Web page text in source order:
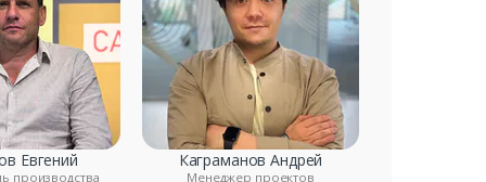
Евгений
производства
Каграманов Андрей
Менеджер проектов